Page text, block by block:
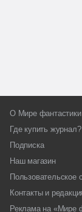
О Мире фантастики
Где купить журнал?
Подписка
Наш магазин
Пользовательское
Контакты и
Реклама на «Мире